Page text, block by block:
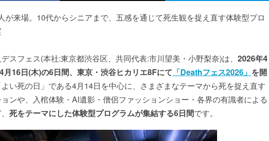
が来場。10代からシニアまで、五感を通じて死生観を捉え直す体験型プロ
スフェス(本社:東京都渋谷区、共同代表:市川望美・小野梨奈)は、 2026年4
月16日(木)の6日間、東京・渋谷ヒカリエ8Fにて 「Deathフェス2026」 を開
い死の日」である4月14日を中心に、さまざまなテーマから死を捉え直す
ョンや、入棺体験・AI遺影・僧侶ファッションショー・各界の有識者による
死をテーマにした体験型プログラムが集結する6日間です。